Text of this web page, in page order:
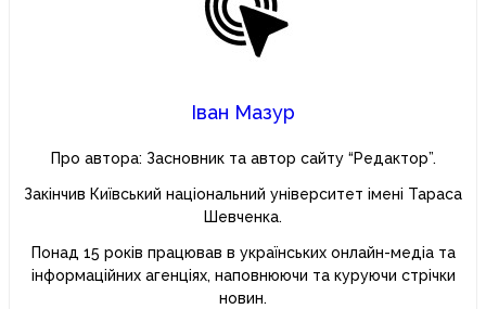
Іван Мазур
Про автора: Засновник та автор сайту “Редактор”.
Закінчив Київський національний університет імені Тараса
Шевченка.
Понад 15 років працював в українських онлайн-медіа та
інформаційних агенціях, наповнюючи та куруючи стрічки
новин.